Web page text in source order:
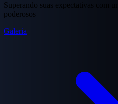
Superando suas expectativas com
poderosos
Galeria